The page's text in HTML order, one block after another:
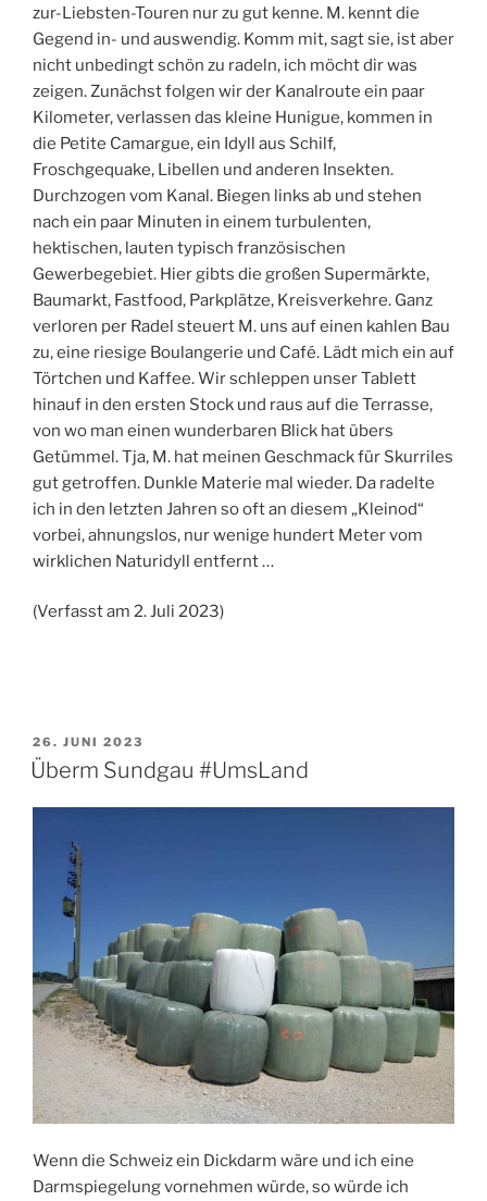
zur-Liebsten-Touren nur zu gut kenne. M. kennt die
Gegend in- und auswendig. Komm mit, sagt sie, ist aber
nicht unbedingt schön zu radeln, ich möcht dir was
zeigen. Zunächst folgen wir der Kanalroute ein paar
Kilometer, verlassen das kleine Hunigue, kommen in
die Petite Camargue, ein Idyll aus Schilf,
Froschgequake, Libellen und anderen Insekten.
Durchzogen vom Kanal. Biegen links ab und stehen
nach ein paar Minuten in einem turbulenten,
hektischen, lauten typisch französischen
Gewerbegebiet. Hier gibts die großen Supermärkte,
Baumarkt, Fastfood, Parkplätze, Kreisverkehre. Ganz
verloren per Radel steuert M. uns auf einen kahlen Bau
zu, eine riesige Boulangerie und Café. Lädt mich ein auf
Törtchen und Kaffee. Wir schleppen unser Tablett
hinauf in den ersten Stock und raus auf die Terrasse,
von wo man einen wunderbaren Blick hat übers
Getümmel. Tja, M. hat meinen Geschmack für Skurriles
gut getroffen. Dunkle Materie mal wieder. Da radelte
ich in den letzten Jahren so oft an diesem „Kleinod“
vorbei, ahnungslos, nur wenige hundert Meter vom
wirklichen Naturidyll entfernt …
(Verfasst am 2. Juli 2023)
VERÖFFENTLICHT
AM
26. JUNI 2023
Überm Sundgau #UmsLand
Wenn die Schweiz ein Dickdarm wäre und ich eine
Darmspiegelung vornehmen würde, so würde ich